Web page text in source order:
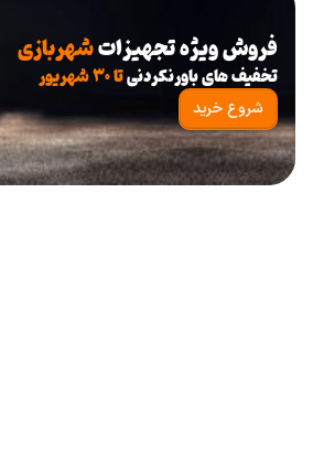
فروش ویژه تجهیزاتشهربازی
تخفیف های باورنکردنیتا ۳۰ شهریور
شروع خرید